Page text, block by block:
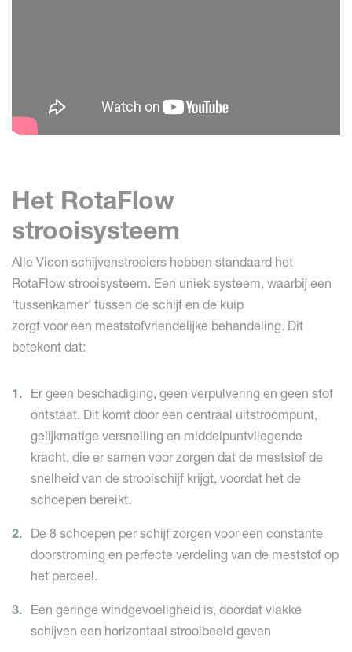
Het RotaFlow
strooisysteem
Alle Vicon schijvenstrooiers hebben standaard het
RotaFlow strooisysteem. Een uniek systeem, waarbij een
'tussenkamer' tussen de schijf en de kuip
zorgt voor een meststofvriendelijke behandeling. Dit
betekent dat:
Er geen beschadiging, geen verpulvering en geen stof
ontstaat. Dit komt door een centraal uitstroompunt,
gelijkmatige versnelling en middelpuntvliegende
kracht, die er samen voor zorgen dat de meststof de
snelheid van de strooischijf krijgt, voordat het de
schoepen bereikt.
De 8 schoepen per schijf zorgen voor een constante
doorstroming en perfecte verdeling van de meststof op
het perceel.
Een geringe windgevoeligheid is, doordat vlakke
schijven een horizontaal strooibeeld geven